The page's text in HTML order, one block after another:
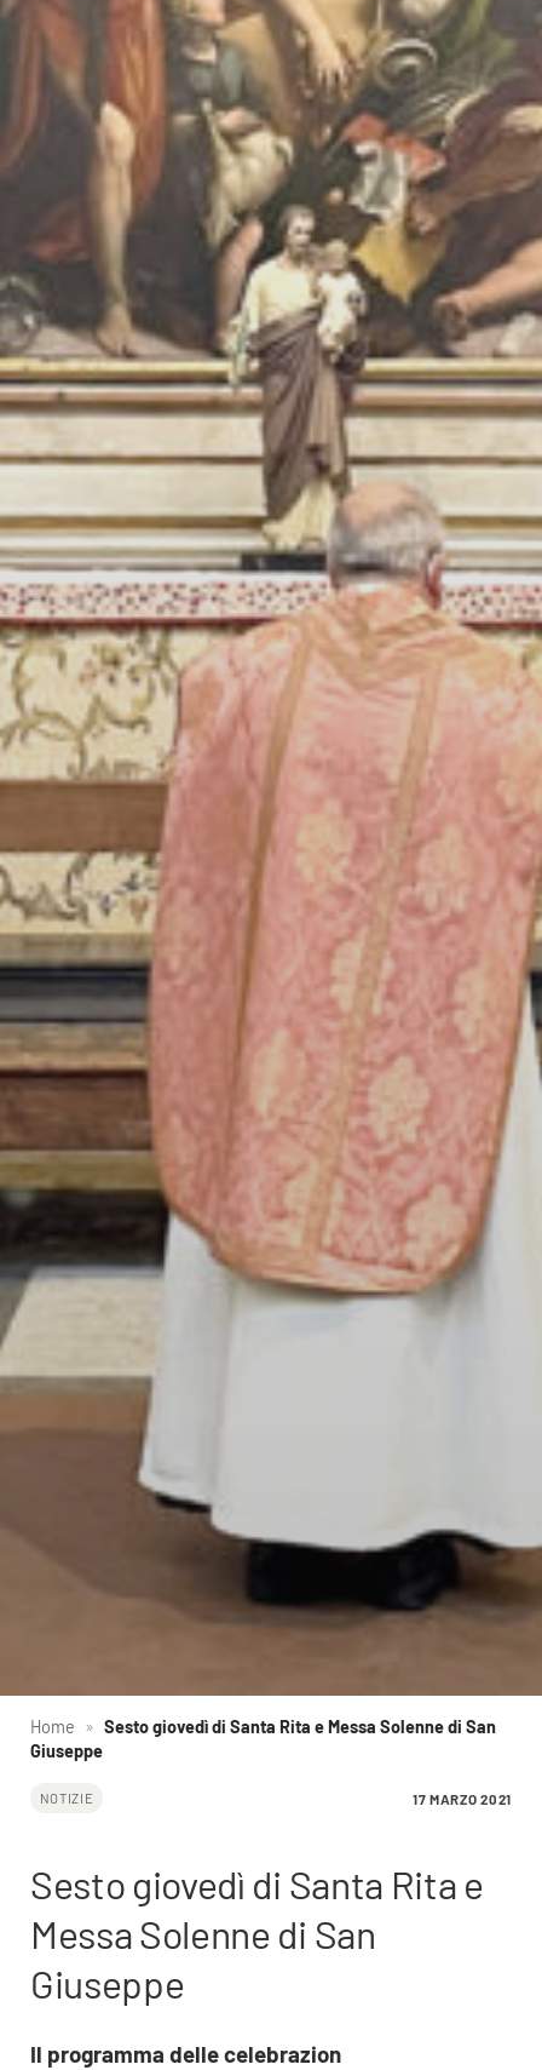
Home » Sesto giovedì di Santa Rita e Messa Solenne di San
Giuseppe
NOTIZIE 17 MARZO 2021
Sesto giovedì di Santa Rita e
Messa Solenne di San
Giuseppe
Il programma delle celebrazion